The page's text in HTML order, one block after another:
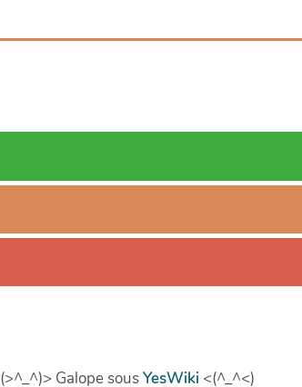
(>^_^)> Galope sousYesWiki <(^_^<)